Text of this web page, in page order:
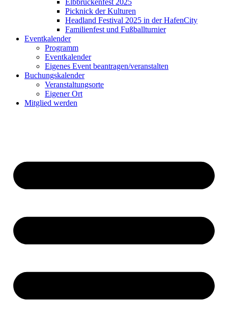
Elbbrückenfest 2025
Picknick der Kulturen
Headland Festival 2025 in der HafenCity
Familienfest und Fußballturnier
Eventkalender
Programm
Eventkalender
Eigenes Event beantragen/veranstalten
Buchungskalender
Veranstaltungsorte
Eigener Ort
Mitglied werden